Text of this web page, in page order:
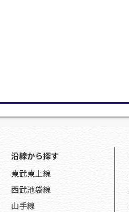
沿線から探す
東武東上線
西武池袋線
山手線